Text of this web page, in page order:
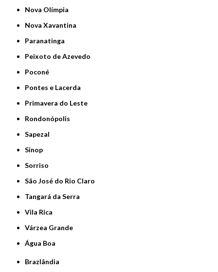
Nova Olímpia
Nova Xavantina
Paranatinga
Peixoto de Azevedo
Poconé
Pontes e Lacerda
Primavera do Leste
Rondonópolis
Sapezal
Sinop
Sorriso
São José do Rio Claro
Tangará da Serra
Vila Rica
Várzea Grande
Água Boa
Brazlândia